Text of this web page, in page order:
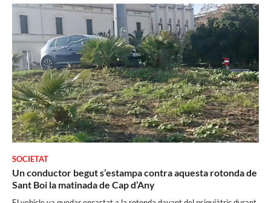
SOCIETAT
Un conductor begut s’estampa contra aquesta rotonda de
Sant Boi la matinada de Cap d’Any